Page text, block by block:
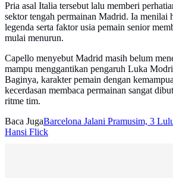
Pria asal Italia tersebut lalu memberi
sektor tengah permainan Madrid. Ia menilai
legenda serta faktor usia pemain senior
mulai menurun.
Capello menyebut Madrid masih belum
mampu menggantikan pengaruh Luka
Baginya, karakter pemain dengan
kecerdasan membaca permainan sangat
ritme tim.
Baca JugaBarcelona Jalani Pramusim, 3
Hansi Flick